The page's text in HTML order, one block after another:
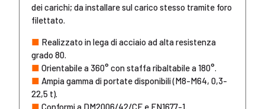
dei carichi; da installare sul carico stesso tramite foro
filettato.
■ Realizzato in lega di acciaio ad alta resistenza
grado 80.
■ Orientabile a 360° con staffa ribaltabile a 180°.
■ Ampia gamma di portate disponibili (M8-M64, 0,3-
22,5 t).
■ Conformi a DM2006/42/CE e EN1677-1.